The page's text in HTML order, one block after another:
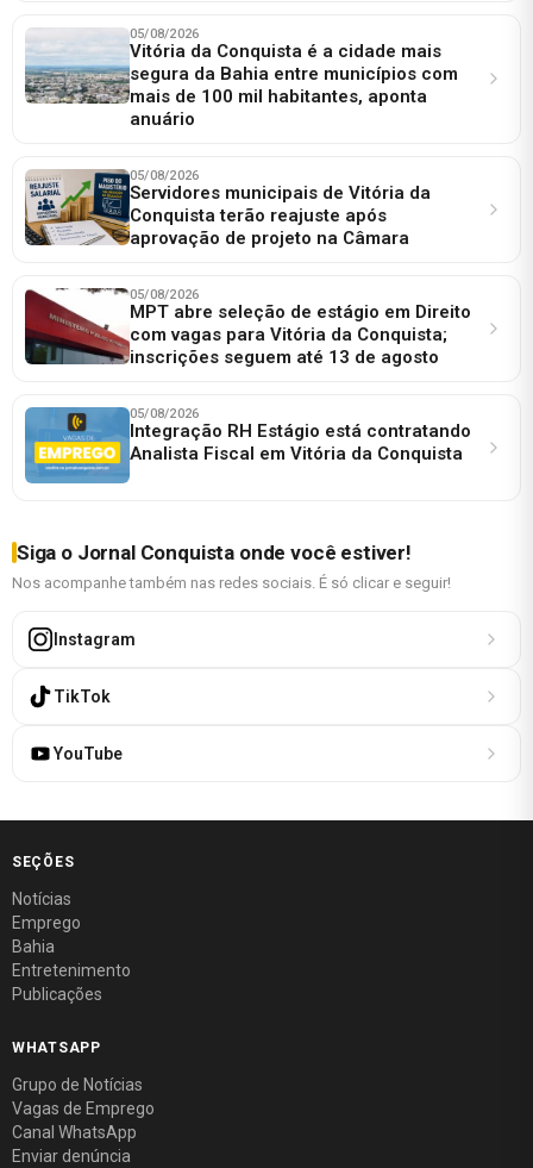
05/08/2026
Vitória da Conquista é a cidade mais
segura da Bahia entre municípios com
mais de 100 mil habitantes, aponta
anuário
05/08/2026
Servidores municipais de Vitória da
Conquista terão reajuste após
aprovação de projeto na Câmara
05/08/2026
MPT abre seleção de estágio em Direito
com vagas para Vitória da Conquista;
inscrições seguem até 13 de agosto
05/08/2026
Integração RH Estágio está contratando
Analista Fiscal em Vitória da Conquista
Siga o Jornal Conquista onde você estiver!
Nos acompanhe também nas redes sociais. É só clicar e seguir!
Instagram
TikTok
YouTube
SEÇÕES
Notícias
Emprego
Bahia
Entretenimento
Publicações
WHATSAPP
Grupo de Notícias
Vagas de Emprego
Canal WhatsApp
Enviar denúncia